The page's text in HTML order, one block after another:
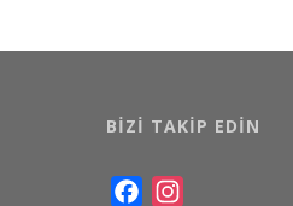
BIZI TAKIP EDIN
Facebook